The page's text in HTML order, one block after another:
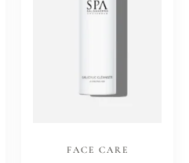
FACE CARE